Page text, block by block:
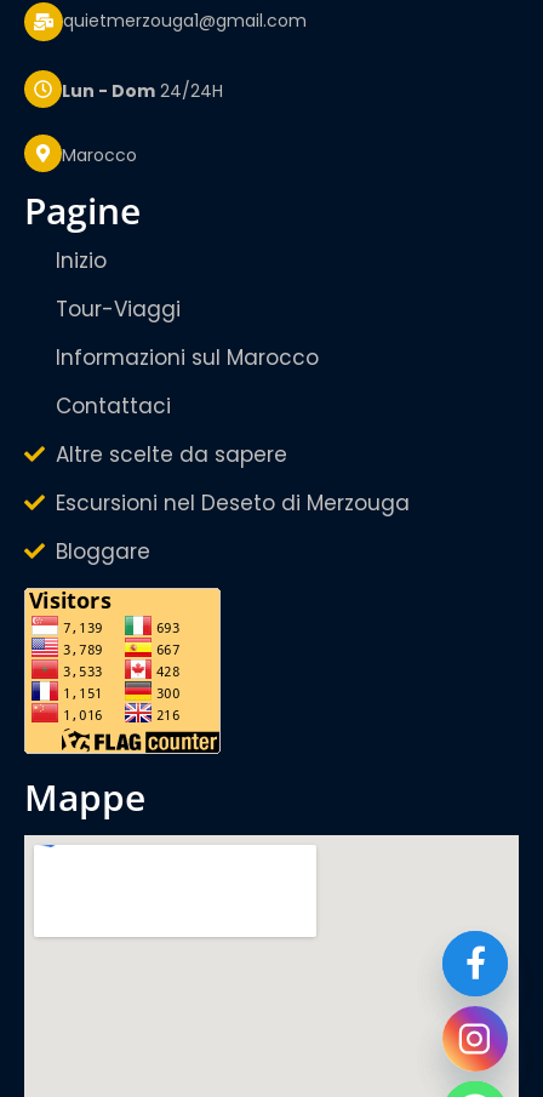
quietmerzouga1@gmail.com
Lun - Dom 24/24H
Marocco
pagine
Inizio
Tour-Viaggi
Informazioni sul Marocco
Contattaci
Altre scelte da sapere
Escursioni nel Deseto di Merzouga
Bloggare
mappe